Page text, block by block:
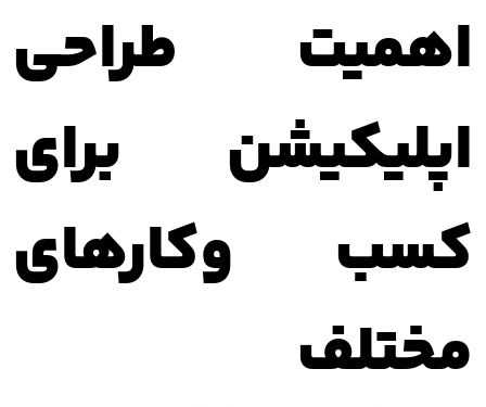
اهمیت طراحی
اپلیکیشن‌ برای
کسب وکارهای
مختلف